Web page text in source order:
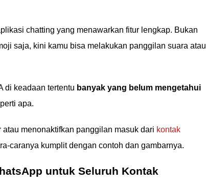
chatting yang menawarkan fitur lengkap. Bukan
saja, kini kamu bisa melakukan panggilan suara atau
di keadaan tertentu banyak yang belum mengetahui
apa.
menonaktifkan panggilan masuk dari kontak
caranya kumplit dengan contoh dan gambarnya.
untuk Seluruh Kontak